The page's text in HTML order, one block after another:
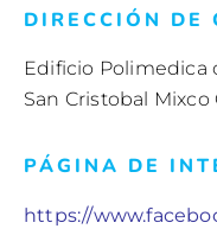
DIRECCIÓN DE
Edificio Polimedica
San Cristobal Mixco
PÁGINA DE
https://